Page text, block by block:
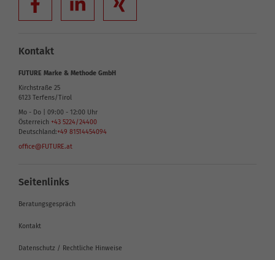
Kontakt
FUTURE Marke & Methode GmbH
Kirchstraße 25
6123 Terfens/Tirol
Mo - Do | 09:00 - 12:00 Uhr
Österreich +43 5224/24400
Deutschland:+49 81514454094
office@FUTURE.at
Seitenlinks
Beratungsgespräch
Kontakt
Datenschutz / Rechtliche Hinweise